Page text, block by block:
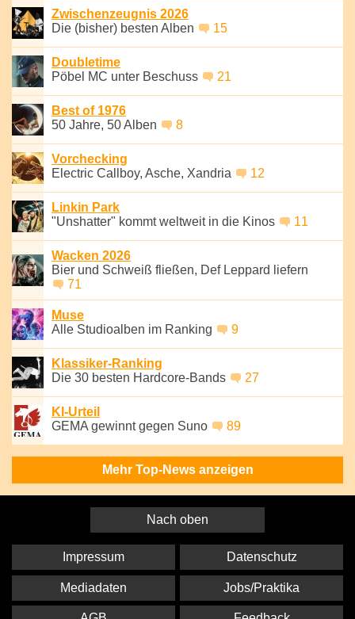
Zwischenzeugnis 2026
Die (bisher) besten Alben
15
Doubletime
Pöbel MC unter Beschuss
21
Best of 1976
50 Jahre, 50 Alben
8
Vorchecking
Electric Callboy, Asche, Xandria
12
Linkin Park
"Unshatter" kommt weltweit in die Kinos
11
Wacken 2026
Bier und Schweiß fließen, Def Leppard liefern
71
Muse
Alle Studioalben im Ranking
9
Klassiker-Ranking
Die 30 besten Hardcore-Bands
27
KI-Urteil
GEMA gewinnt gegen Suno
89
Mehr Top-News anzeigen
Nach oben
Impressum Datenschutz
Mediadaten Jobs/Praktika